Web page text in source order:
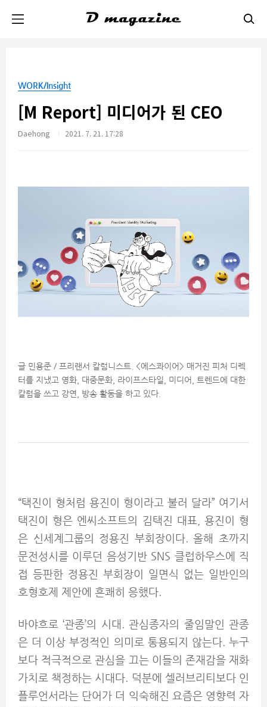
WORK/Insight
[M Report] 미디어가 된 CEO
Daehong 2021. 7. 21. 17:28
글 민용준 / 프리랜서 칼럼니스트. <에스콰이어> 매거진 피처 디렉
터를 지냈고 영화, 대중문화, 라이프스타일, 미디어, 트렌드에 대한
칼럼을 쓰고 강연, 방송 활동을 하고 있다.
“택진이 형처럼 용진이 형이라고 불러 달라” 여기서
택진이 형은 엔씨소프트의 김택진 대표, 용진이 형
은 신세계그룹의 정용진 부회장이다. 올해 초까지
문전성시를 이루던 음성기반 SNS 클럽하우스에 직
접 등판한 정용진 부회장이 일면식 없는 일반인의
호형호제 제안에 흔쾌히 응했다.
바야흐로 ‘관종’의 시대. 관심종자의 줄임말인 관종
은 더 이상 부정적인 의미로 통용되지 않는다. 누구
보다 적극적으로 관심을 끄는 이들의 존재감을 재화
가치로 책정하는 시대다. 덕분에 셀러브리티보다 인
플루언서라는 단어가 더 익숙해진 요즘은 영향력 자